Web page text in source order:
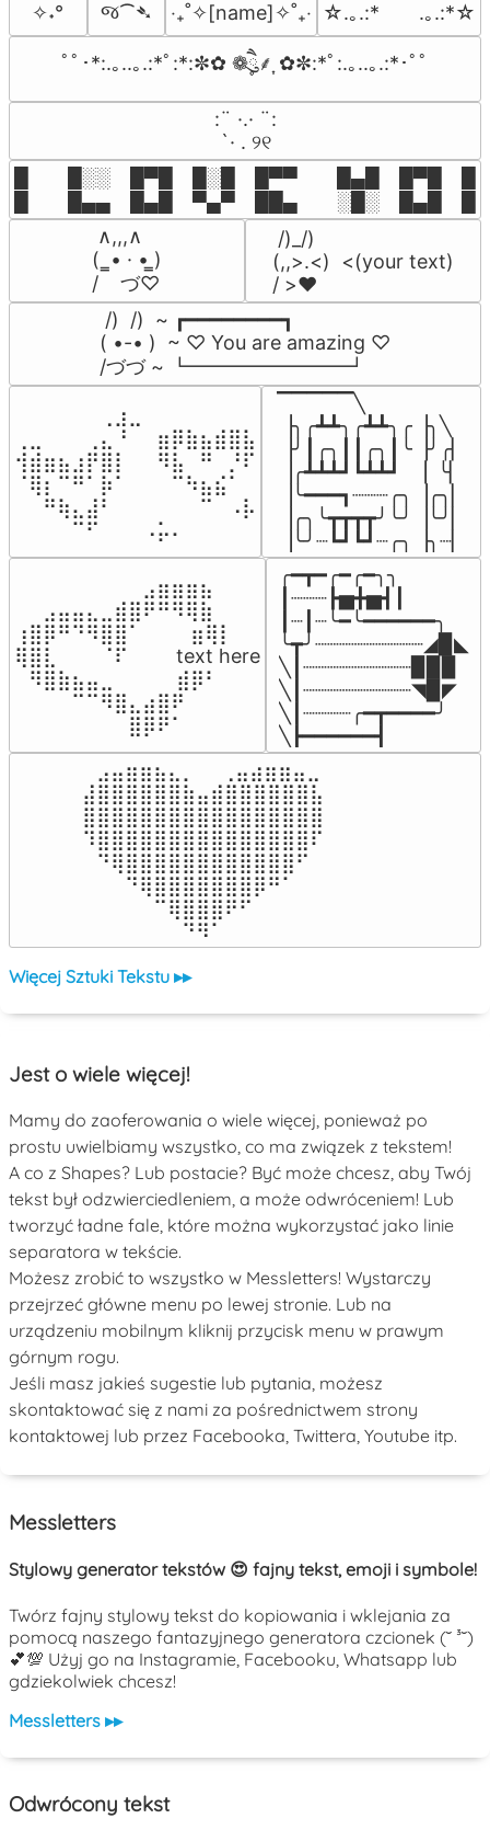
✧˖° જ⁀➴ ‎‧₊˚✧[name]✧˚₊‧ ☆.｡.:*　　.｡.:*☆
ﾟﾟ･*:.｡..｡.:*ﾟ:*:✼✿ ❁ཻུ۪۪⸙͎ ✿✼:*ﾟ:.｡..｡.:*･ﾟﾟ
⠀:¨ ·.· ¨:⠀
⠀ `· . ୨୧⠀
█  █░░ █▀█ █░█ █▀▀  █▄█ █▀█
█  █▄▄ █▄█ ▀▄▀ ██▄  ░█░ █▄█
∧,,,∧
(  ̳• · • ̳)
/    づ♡
/)_/)
(,,>.<)  <(your text)
/ >❤️
/)  /)  ~ ┏━━━━━━━━┓
( •-• )  ~ ♡ You are amazing ♡
/づづ ~ ┗━━━━━━━━┛
⠀⠀⠀⠀⠀⠀⢀⣰⣀⠀⠀⠀⠀⠀⠀⠀⠀
⢀⣀⠀⠀⠀⢀⣄⠘⠀⠀⣶⡿⣷⣦⣾⣿⣧
⢺⣾⣶⣦⣰⡟⣿⡇⠀⠀⠻⣧⠀⠛⠀⡘⠏
⠈⢿⡆⠉⠛⠁⡷⠁⠀⠀⠀⠉⠳⣦⣮⠁⠀
⠀⠀⠛⢷⣄⣼⠃⠀⠀⠀⠀⠀⠀⠉⠀⠠⡧
⠀⠀⠀⠀⠉⠋⠀⠀⠀⠠⡥⠄⠀⠀⠀⠀⠀
▔▔▔▔▔╲
▕╮╭┻┻╮╭┻┻╮╭▕╮╲
▕╯┃╭╮┃┃╭╮┃╰▕╯╭▏
▕╭┻┻┻┛┗┻┻┛  ▕  ╰▏
▕╰━━━┓┈┈┈╭╮▕╭╮▏
▕╭╮╰┳┳┳┳╯╰╯▕╰╯▏
▕╰╯┈┗┛┗┛┈╭╮▕╮┈▏
⠀⠀⠀⠀⠀⠀⠀⠀⠀⣠⣶⣶⣶⣦⠀⠀
⠀⠀⣠⣤⣤⣄⣀⣾⣿⠟⠛⠻⢿⣷⠀
⢰⣿⡿⠛⠙⠻⣿⣿⠁⠀⠀ ⠀⣶⢿⡇
⢿⣿⣇⠀⠀⠀⠈⠏⠀⠀⠀ text here
⠀⠻⣿⣷⣦⣤⣀⠀⠀⠀ ⠀⣾⡿⠃⠀
⠀⠀⠀⠀⠉⠉⠻⣿⣄⣴⣿⠟⠀⠀⠀
⠀⠀⠀⠀⠀⠀⠀⠀⣿⡿⠟⠁⠀⠀⠀
╭━┳━╭━╭━╮╮
┃┈┈┈┣▅╋▅┫┃
┃┈┃┈╰━╰━━━━━━╮
╰┳╯┈┈┈┈┈┈┈┈┈◢▉◣
╲┃┈┈┈┈┈┈┈┈┈▉▉▉
╲┃┈┈┈┈┈┈┈┈┈◥▉◤
╲┃┈┈┈┈╭━┳━━━━╯
╲┣━━━━━━┫﻿
⠀⣠⣤⣶⣶⣦⣄⡀  ⠀⢀⣤⣴⣶⣶⣤⣀⠀
⣼⣿⣿⣿⣿⣿⣿⣷⣤⣾⣿⣿⣿⣿⣿⣿⣧
⣿⣿⣿⣿⣿⣿⣿⣿⣿⣿⣿⣿⣿⣿⣿⣿⣿
⠹⣿⣿⣿⣿⣿⣿⣿⣿⣿⣿⣿⣿⣿⣿⣿⠏
⠀⠙⢿⣿⣿⣿⣿⣿⣿⣿⣿⣿⣿⣿⣿⠋⠀
⠀⠀⠀⠙⢿⣿⣿⣿⣿⣿⣿⣿⡿⠛⠁⠀⠀
⠀⠀⠀⠀⠀⠉⢿⣿⣿⣿⠟⠋⠀⠀⠀⠀⠀
⠀⠀⠀⠀⠀⠀⠀⠙⠻⠁⠀⠀⠀⠀⠀⠀⠀⠀⠀⠀⠀⠀⠀
Więcej Sztuki Tekstu ▸▸
Jest o wiele więcej!
Mamy do zaoferowania o wiele więcej, ponieważ po
prostu uwielbiamy wszystko, co ma związek z tekstem!
A co z Shapes? Lub postacie? Być może chcesz, aby Twój
tekst był odzwierciedleniem, a może odwróceniem! Lub
tworzyć ładne fale, które można wykorzystać jako linie
separatora w tekście.
Możesz zrobić to wszystko w Messletters! Wystarczy
przejrzeć główne menu po lewej stronie. Lub na
urządzeniu mobilnym kliknij przycisk menu w prawym
górnym rogu.
Jeśli masz jakieś sugestie lub pytania, możesz
skontaktować się z nami za pośrednictwem strony
kontaktowej lub przez Facebooka, Twittera, Youtube itp.
Messletters
Stylowy generator tekstów 😍 fajny tekst, emoji i symbole!
Twórz fajny stylowy tekst do kopiowania i wklejania za
pomocą naszego fantazyjnego generatora czcionek (˘ ³˘)
💕💯 Użyj go na Instagramie, Facebooku, Whatsapp lub
gdziekolwiek chcesz!
Messletters ▸▸
Odwrócony tekst